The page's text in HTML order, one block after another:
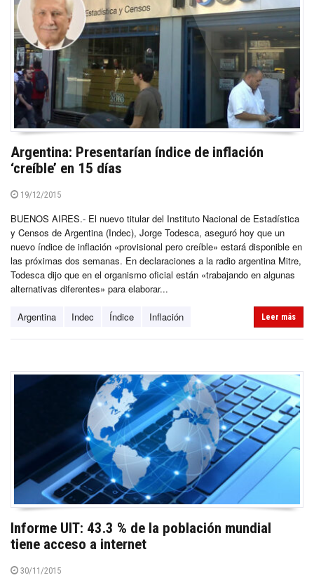
Argentina: Presentarían índice de inflación
‘creíble’ en 15 días
19/12/2015
BUENOS AIRES.- El nuevo titular del Instituto Nacional de Estadística
y Censos de Argentina (Indec), Jorge Todesca, aseguró hoy que un
nuevo índice de inflación «provisional pero creíble» estará disponible en
las próximas dos semanas. En declaraciones a la radio argentina Mitre,
Todesca dijo que en el organismo oficial están «trabajando en algunas
alternativas diferentes» para elaborar...
Argentina Indec Índice Inflación Leer más
Informe UIT: 43.3 % de la población mundial
tiene acceso a internet
30/11/2015